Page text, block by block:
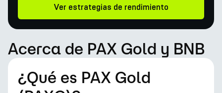
Ver estrategias de rendimiento
Acerca de PAX Gold y BNB
¿Qué es PAX Gold